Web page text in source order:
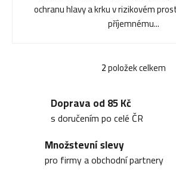
ochranu hlavy a krku v rizikovém
příjemnému...
O
l
d
2položek celkem
Doprava od 85 Kč
s doručením po celé ČR
Množstevní slevy
pro firmy a obchodní partnery